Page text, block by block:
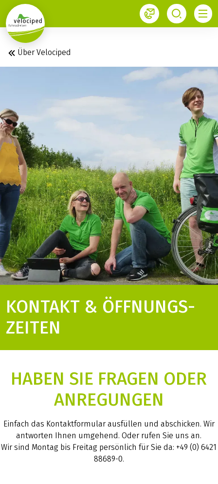
1
Über Velociped
KONTAKT & ÖFFNUNGS­
ZEITEN
HABEN SIE FRAGEN ODER
ANREGUNGEN
Einfach das Kontaktformular ausfüllen und abschicken. Wir
antworten Ihnen umgehend. Oder rufen Sie uns an.
Wir sind Montag bis Freitag persönlich für Sie da: +49 (0) 6421
88689-0.